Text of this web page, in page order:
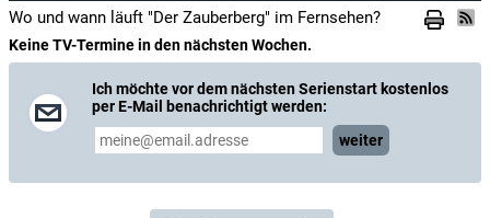
Wo und wann läuft "Der Zauberberg" im Fernsehen?
Keine TV-Termine in den nächsten Wochen.
Ich möchte vor dem nächsten Serienstart kostenlos
per E-Mail benachrichtigt werden:
weiter